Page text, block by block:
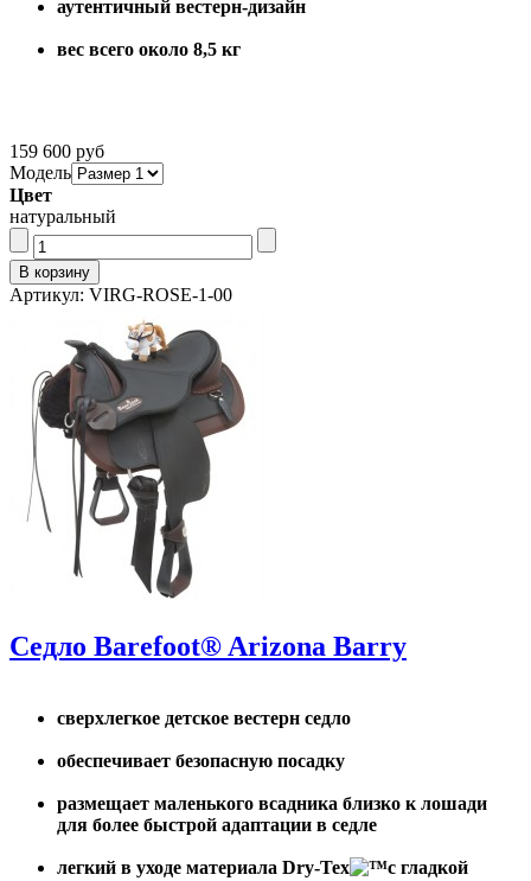
аутентичный вестерн-дизайн
вес всего около 8,5 кг
159 600 руб
Модель
Цвет
натуральный
Артикул: VIRG-ROSE-1-00
Седло Barefoot® Arizona Barry
сверхлегкое детское вестерн седло
обеспечивает безопасную посадку
размещает маленького всадника близко к лошади
для более быстрой адаптации в седле
легкий в уходе материала Dry-Tex
с гладкой